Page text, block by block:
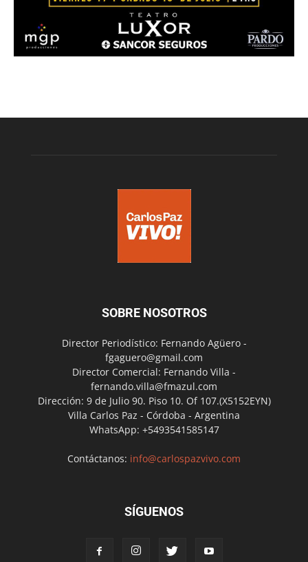
SOBRE NOSOTROS
Director Periodístico: Fernando Agüero -
fgaguero@gmail.com
Director Comercial: Fernando Villa -
fernando.villa@fmazul.com
Dirección: 9 de Julio 90. Piso 10. Of 107.(X5152EYN)
Villa Carlos Paz - Córdoba - Argentina
WhatsApp: +5493541585147
Contáctanos: info@carlospazvivo.com
SÍGUENOS